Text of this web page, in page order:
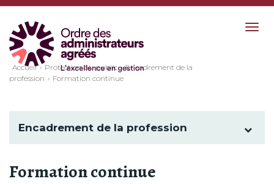
Accueil Protection du public
Encadrement de la
profession
Formation continue
Encadrement de la profession
Formation continue